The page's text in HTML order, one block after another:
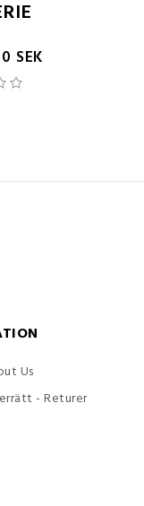
SEK
Us
- Returer